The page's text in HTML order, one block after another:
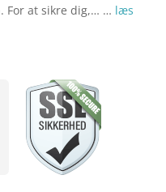
For at sikre dig,… … læs